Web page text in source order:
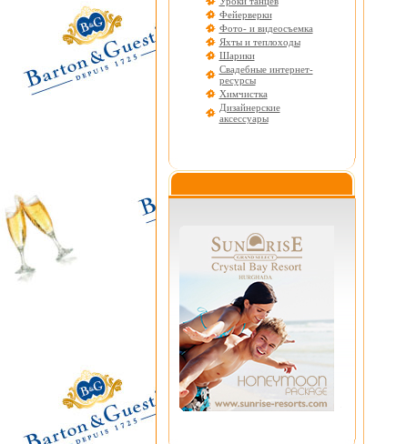
Фейерверки
Фото- и видеосъемка
Яхты и теплоходы
Шарики
Свадебные интернет-
ресурсы
Химчистка
Дизайнерские
аксессуары